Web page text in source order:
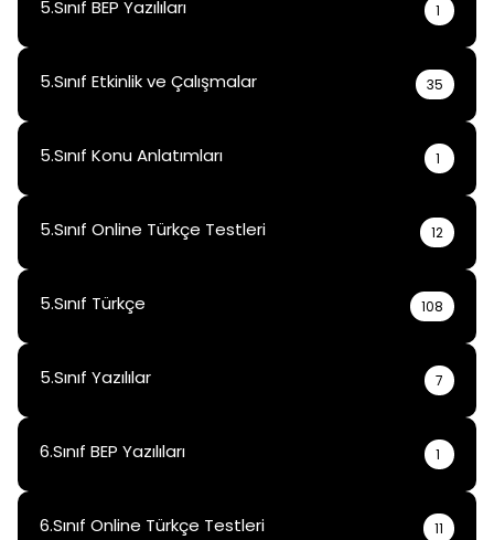
5.Sınıf BEP Yazılıları 1
5.Sınıf Etkinlik ve Çalışmalar 35
5.Sınıf Konu Anlatımları 1
5.Sınıf Online Türkçe Testleri 12
5.Sınıf Türkçe 108
5.Sınıf Yazılılar 7
6.Sınıf BEP Yazılıları 1
6.Sınıf Online Türkçe Testleri 11